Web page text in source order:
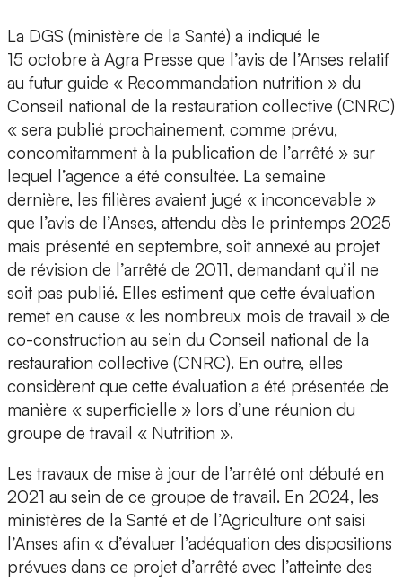
La DGS (ministère de la Santé) a indiqué le
15 octobre à Agra Presse que l’avis de l’Anses relatif
au futur guide « Recommandation nutrition » du
Conseil national de la restauration collective (CNRC)
« sera publié prochainement, comme prévu,
concomitamment à la publication de l’arrêté » sur
lequel l’agence a été consultée. La semaine
dernière, les filières avaient jugé « inconcevable »
que l’avis de l’Anses, attendu dès le printemps 2025
mais présenté en septembre, soit annexé au projet
de révision de l’arrêté de 2011, demandant qu’il ne
soit pas publié. Elles estiment que cette évaluation
remet en cause « les nombreux mois de travail » de
co-construction au sein du Conseil national de la
restauration collective (CNRC). En outre, elles
considèrent que cette évaluation a été présentée de
manière « superficielle » lors d’une réunion du
groupe de travail « Nutrition ».
Les travaux de mise à jour de l’arrêté ont débuté en
2021 au sein de ce groupe de travail. En 2024, les
ministères de la Santé et de l’Agriculture ont saisi
l’Anses afin « d’évaluer l’adéquation des dispositions
prévues dans ce projet d’arrêté avec l’atteinte des